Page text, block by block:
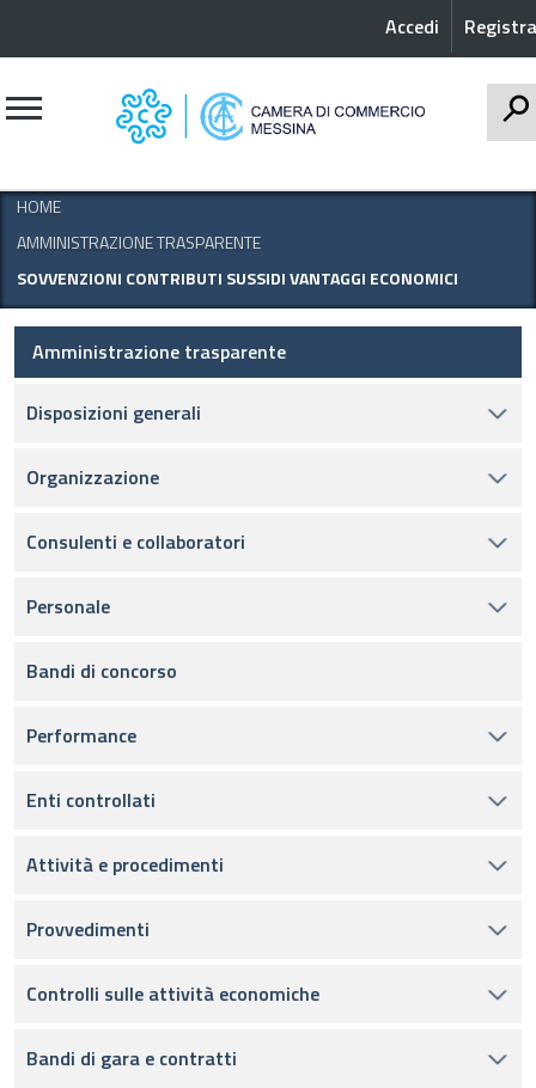
Accedi
HOME
AMMINISTRAZIONE TRASPARENTE
SOVVENZIONI CONTRIBUTI SUSSIDI VANTAGGI ECONOMICI
Amministrazione trasparente
Disposizioni generali
Organizzazione
Consulenti e collaboratori
Personale
Bandi di concorso
Performance
Enti controllati
Attività e procedimenti
Provvedimenti
Controlli sulle attività economiche
Bandi di gara e contratti